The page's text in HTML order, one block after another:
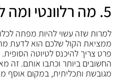
5. מה רלוונטי ומה לא?
למרות שזה עשוי להיות מפתה
ממציאת הקול שלכם הוא לדעת
פרט צריך להיכנס לטיוטה
החשובים ביותר וכתבו אותם. זה
מגובשת ותכליתית, במקום אוסף